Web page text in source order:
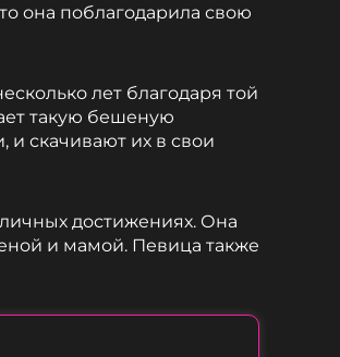
она поблагодарила свою
лет благодаря той
такую бешеную
и скачивают их в свои
достижениях. Она
и мамой. Певица также